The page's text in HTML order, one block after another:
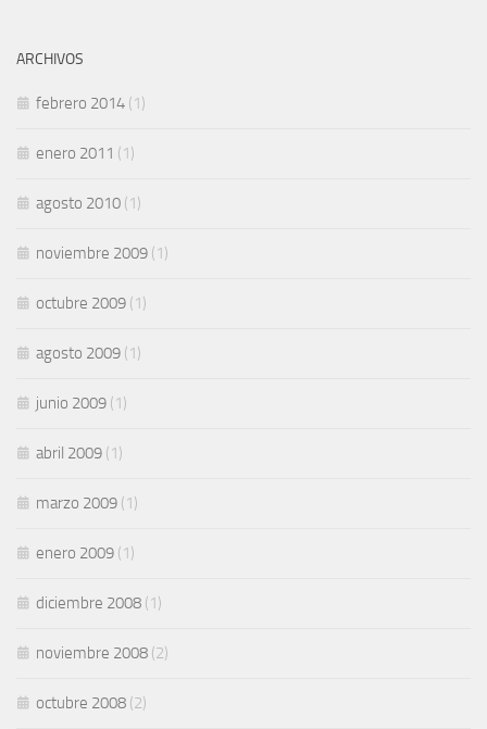
ARCHIVOS
febrero 2014 (1)
enero 2011 (1)
agosto 2010 (1)
noviembre 2009 (1)
octubre 2009 (1)
agosto 2009 (1)
junio 2009 (1)
abril 2009 (1)
marzo 2009 (1)
enero 2009 (1)
diciembre 2008 (1)
noviembre 2008 (2)
octubre 2008 (2)